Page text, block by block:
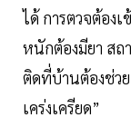
ได้ การตวจต้อง
หนักต้องมียา สถ
ติดที่บ้านต้องช่ว
เคร่งเครียด”